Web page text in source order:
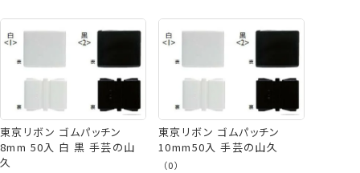
おすすめ順
レビュー順
東京リボン ゴムパッチン
8mm 50入 白 黒 手芸の山
久
東京リボン ゴムパッチン
10mm50入 手芸の山久
（0）